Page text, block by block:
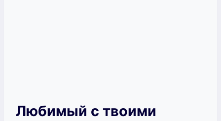
Любимый с твоими